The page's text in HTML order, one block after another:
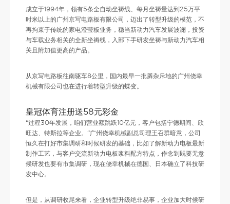
成立于1994年，领有5条全自动坐褥线、每月坐褥量达到25万平
时米以上的广州京写电路板有限公司，迈出了转型升级的模范，不
再拘束于传统的家电澄莹板业务，稳当新动力汽车发展波澜，投资
与车载业务相关的全新坐褥线，入部下手研发坐褥与新动力汽车相
关且附加值更高的产品。
从京写电路板往南驱车8公里，国内最早一批羼杂斥地的广州侥幸
机械有限公司也在进行着转型升级的蝶变。
皇冠体育注册送58元彩金
“过程30年发展，咱们营业额跳跃10亿元，客户包括宁德期间、欣
旺达、特斯拉等企业。”广州侥幸机械副总司理王召群暗意，公司
恒久在打好市集调研和时候研发的基础，比如了解新动力电板最新
制作工艺，与客户交流新动力电板浆料配方特点，作念到既要无意
候研发也要有市集调研，现在侥幸机械在德国、日本确立了科技研
发中心。
但是，从调研收尾来看，企业转型升级绝非易事，企业加大时候研